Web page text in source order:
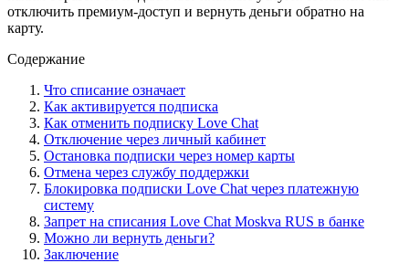
отключить премиум-доступ и вернуть деньги обратно на
карту.
Содержание
Что списание означает
Как активируется подписка
Как отменить подписку Love Chat
Отключение через личный кабинет
Остановка подписки через номер карты
Отмена через службу поддержки
Блокировка подписки Love Chat через платежную
систему
Запрет на списания Love Chat Moskva RUS в банке
Можно ли вернуть деньги?
Заключение